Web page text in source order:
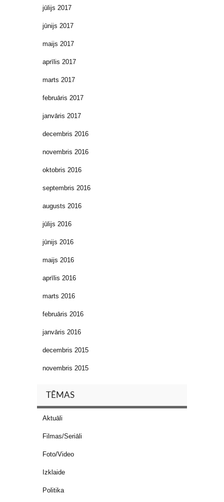
jūlijs 2017
jūnijs 2017
maijs 2017
aprīlis 2017
marts 2017
februāris 2017
janvāris 2017
decembris 2016
novembris 2016
oktobris 2016
septembris 2016
augusts 2016
jūlijs 2016
jūnijs 2016
maijs 2016
aprīlis 2016
marts 2016
februāris 2016
janvāris 2016
decembris 2015
novembris 2015
TĒMAS
Aktuāli
Filmas/Seriāli
Foto/Video
Izklaide
Politika